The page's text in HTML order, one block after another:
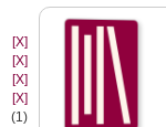
[X]
[X]
[X]
[X]
(1)